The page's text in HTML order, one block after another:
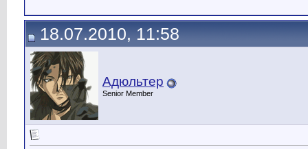
18.07.2010, 11:58
Адюльтер
Senior Member